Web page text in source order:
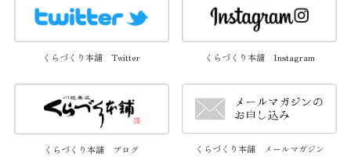
くらづくり本舗 Twitter くらづくり本舗 Instagram
くらづくり本舗 ブログ くらづくり本舗 メールマガジン